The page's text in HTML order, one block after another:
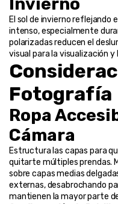
Invierno
El sol de invierno reflejando
intenso, especialmente
polarizadas reducen el
visual para la visualización
Fotografía
Ropa
Cámara
Estructura las capas para
quitarte múltiples prendas.
sobre capas medias
externas, desabrochando
mantienen la mayor parte